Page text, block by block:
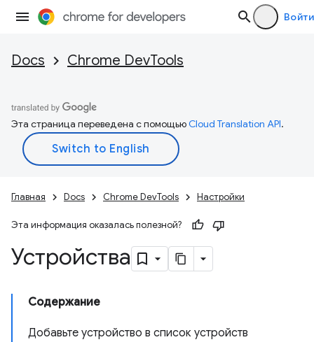
Войти
Docs Chrome DevTools
Эта страница переведена с помощьюCloud Translation API.
Главная Docs Chrome DevTools Настройки
Эта информация оказалась полезной?
Устройства
Содержание
Добавьте устройство в список устройств